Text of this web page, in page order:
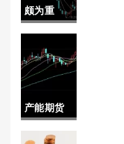
颇为重
要！北京
德指期货
直播间喊
单（专业
产能期货
(产能预售